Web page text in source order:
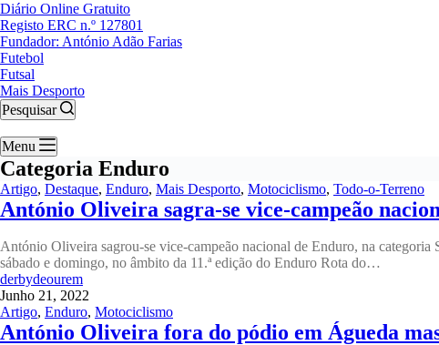
Diário Online Gratuito
Registo ERC n.º 127801
Fundador: António Adão Farias
Futebol
Futsal
Mais Desporto
Pesquisar
Menu
Categoria Enduro
Artigo, Destaque, Enduro, Mais Desporto, Motociclismo, Todo-o-Terreno
António Oliveira sagra-se vice-campeão
António Oliveira sagrou-se vice-campeão nacional de Enduro, na categoria
sábado e domingo, no âmbito da 11.ª edição do Enduro Rota do…
derbydeourem
Junho 21, 2022
Artigo, Enduro, Motociclismo
António Oliveira fora do pódio em Águeda